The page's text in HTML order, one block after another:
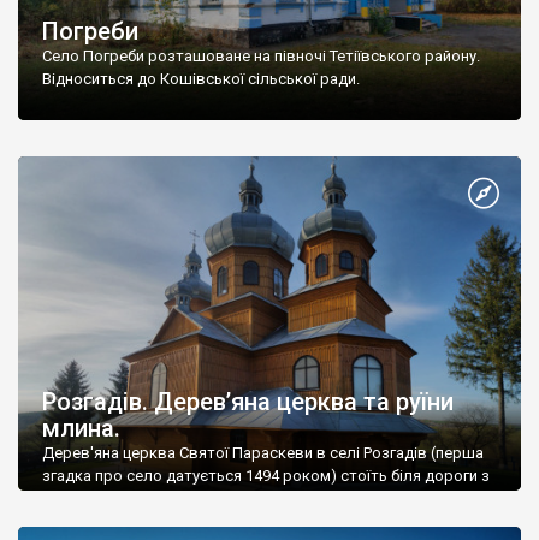
Погреби
Село Погреби розташоване на півночі Тетіївського району.
Відноситься до Кошівської сільської ради.
Розгадів. Дерев’яна церква та руїни
млина.
Дерев'яна церква Святої Параскеви в селі Розгадів (перша
згадка про село датується 1494 роком) стоїть біля дороги з